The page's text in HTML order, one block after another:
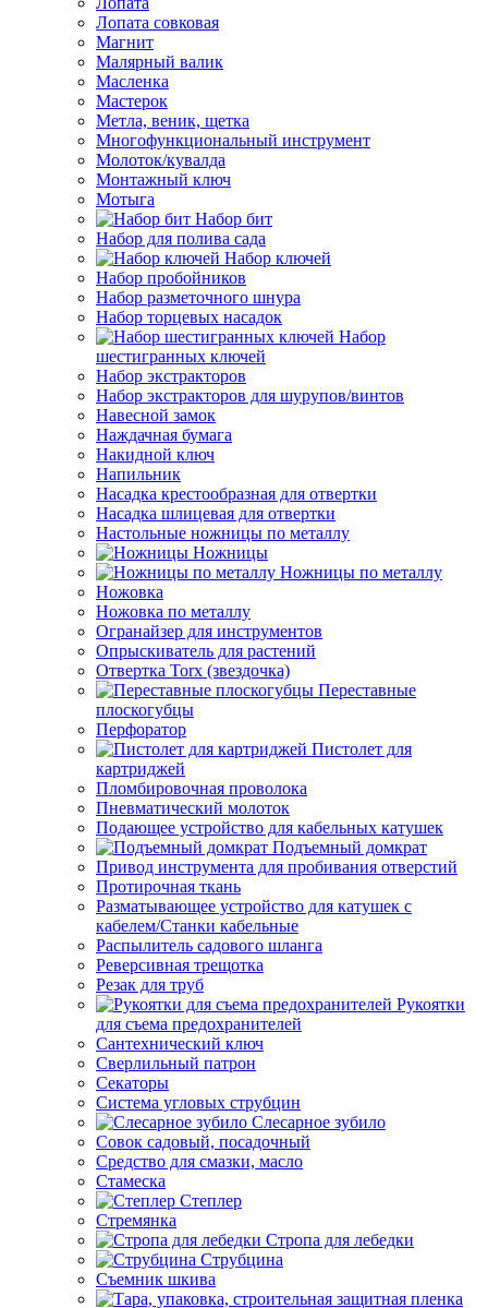
Лопата совковая
Магнит
Малярный валик
Масленка
Мастерок
Метла, веник, щетка
Многофункциональный инструмент
Молоток/кувалда
Монтажный ключ
Мотыга
Набор бит
Набор для полива сада
Набор ключей
Набор пробойников
Набор разметочного шнура
Набор торцевых насадок
Набор
шестигранных ключей
Набор экстракторов
Набор экстракторов для шурупов/винтов
Навесной замок
Наждачная бумага
Накидной ключ
Напильник
Насадка крестообразная для отвертки
Насадка шлицевая для отвертки
Настольные ножницы по металлу
Ножницы
Ножницы по металлу
Ножовка
Ножовка по металлу
Огранайзер для инструментов
Опрыскиватель для растений
Отвертка Torx (звездочка)
Переставные
плоскогубцы
Перфоратор
Пистолет для
картриджей
Пломбировочная проволока
Пневматический молоток
Подающее устройство для кабельных катушек
Подъемный домкрат
Привод инструмента для пробивания отверстий
Протирочная ткань
Разматывающее устройство для катушек с
кабелем/Станки кабельные
Распылитель садового шланга
Реверсивная трещотка
Резак для труб
Рукоятки
для съема предохранителей
Сантехнический ключ
Сверлильный патрон
Секаторы
Система угловых струбцин
Слесарное зубило
Совок садовый, посадочный
Средство для смазки, масло
Стамеска
Степлер
Стремянка
Стропа для лебедки
Струбцина
Съемник шкива